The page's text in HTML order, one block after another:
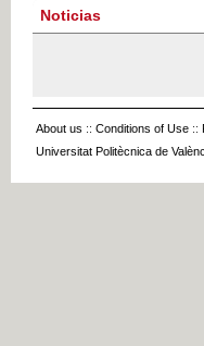
Noticias
About us :: Conditions of Use ::
Universitat Politècnica de